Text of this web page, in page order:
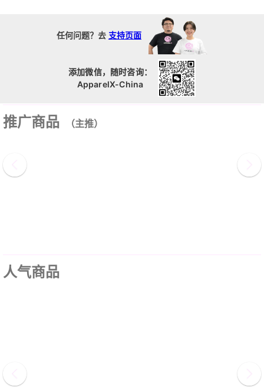
任何问题？去 支持页面
添加微信，随时咨询：
ApparelX-China
推广商品 （主推）
人气商品